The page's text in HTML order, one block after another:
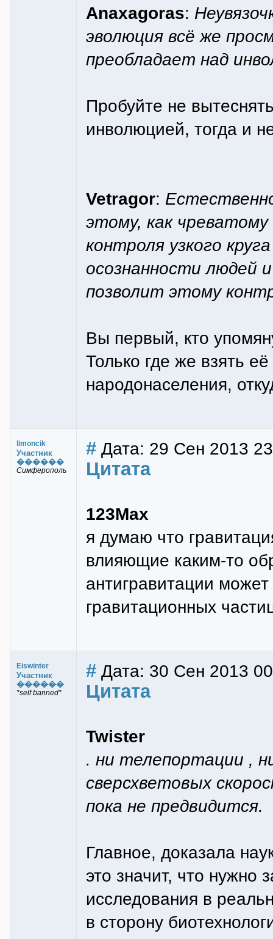
Anaxagoras:
эволюция всё же
преобладает над
Пробуйте не
инволюцией, тогда и
Vetragor:
этому, как
контроля узкого
осознанности людей
позволит этому
Вы первый, кто
Только где же взять
народонаселения,
limoncik
Участник
������
Симферополь
# Дата: 29 Сен 2013
Цитата
123Max
я думаю что
влияющие каким-то
антигравитации
гравитационных
Eiswinter
Участник
������
*self banned*
# Дата: 30 Сен 2013
Цитата
Twister
. ни телепортации ,
сверсхветовых
пока не предвидится.
Главное, доказала
это значит, что нужно
исследования в
в сторону